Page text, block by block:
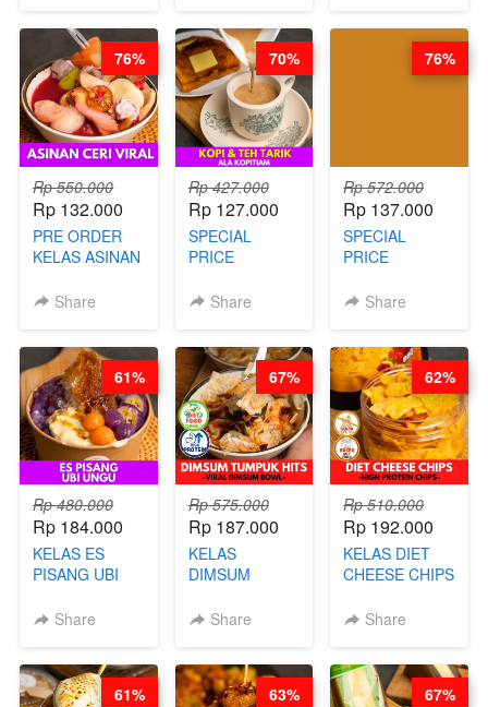
TANPA
UNGKEP - BY
CHEF WARSIDI
WONG
- BY CHEF
DITA
GARUT - BY
CHEF WARSIDI
Rp 550.000
Rp 132.000
PRE ORDER
KELAS ASINAN
BY CHEF DITA
Share
76%
Rp 427.000
Rp 127.000
SPECIAL
PRICE
KELAS KOPI &
BARISTA
ARISUDANA
(TANGGAL 10
AGS HARGA
NAIK! )
Share
70%
Rp 572.000
Rp 137.000
SPECIAL
PRICE
KELAS CAKWE
DITA
(TANGGAL 10
AGS HARGA
NAIK! )
Share
76%
Rp 480.000
Rp 184.000
KELAS ES
PISANG UBI
CHEF DITA
Share
61%
Rp 575.000
Rp 187.000
KELAS
DIMSUM
- VIRAL
STEPHANIE
Share
67%
Rp 510.000
Rp 192.000
KELAS DIET
CHEESE CHIPS
PROTEIN
Share
62%
61% 63% 67%